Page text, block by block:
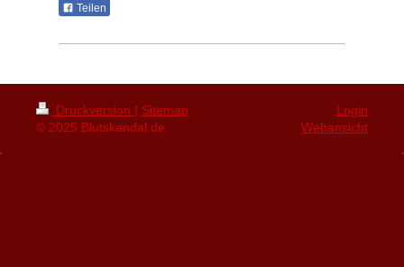
Teilen
Druckversion | Sitemap
© 2025 Blutskandal.de
Login
Webansicht